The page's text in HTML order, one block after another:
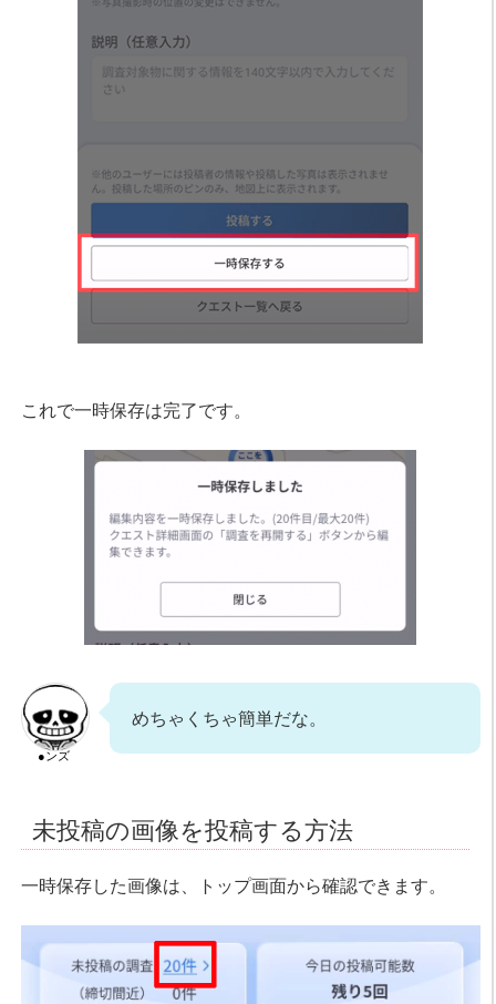
これで一時保存は完了です。
●ンズ
めちゃくちゃ簡単だな。
未投稿の画像を投稿する方法
一時保存した画像は、トップ画面から確認できます。